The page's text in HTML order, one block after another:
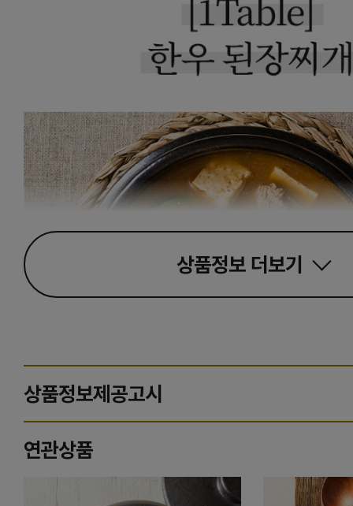
상품정보 더보기
상품정보제공고시
연관상품